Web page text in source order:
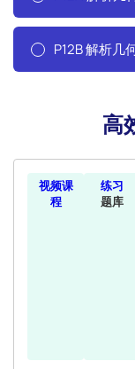
P12B 解析几
高
视频课
程
练习
题库